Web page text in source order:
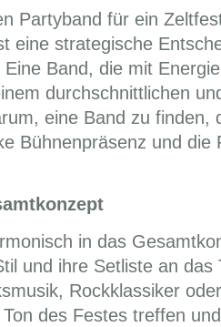
Partyband für ein
eine strategische
Band, die mit
durchschnittlichen
eine Band zu finden,
Bühnenpräsenz und die
in das
und ihre Setliste an
Rockklassiker
des Festes treffen